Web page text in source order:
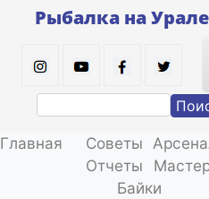
Рыбалка на
Главная Советы
Отчеты
Байки